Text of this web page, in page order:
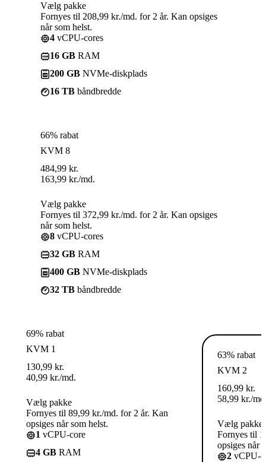
Vælg pakke
Fornyes til 208,99 kr./md. for 2 år. Kan opsiges
når som helst.
4 vCPU-cores
16 GB RAM
200 GB NVMe-diskplads
16 TB båndbredde
66% rabat
KVM 8
484,99 kr.
163,99 kr./md.
Vælg pakke
Fornyes til 372,99 kr./md. for 2 år. Kan opsiges
når som helst.
8 vCPU-cores
32 GB RAM
400 GB NVMe-diskplads
32 TB båndbredde
69% rabat
KVM 1
130,99 kr.
40,99 kr./md.
Vælg pakke
Fornyes til 89,99 kr./md. for 2 år. Kan
opsiges når som helst.
1 vCPU-core
4 GB RAM
63% rabat
KVM 2
160,99 kr.
58,99 kr./
Vælg pakke
Fornyes til
opsiges når
2 vCPU-